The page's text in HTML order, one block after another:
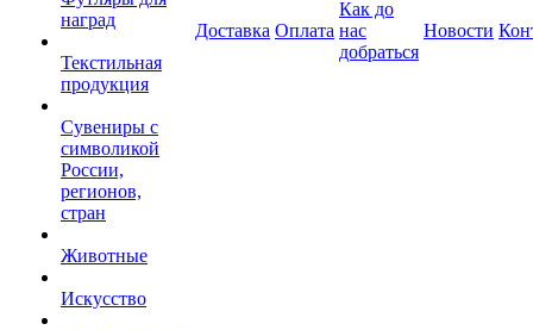
наград
Текстильная
продукция
Сувениры с
символикой
России,
регионов,
стран
Животные
Искусство
Доставка Оплата
Как до
нас
добраться
Новости